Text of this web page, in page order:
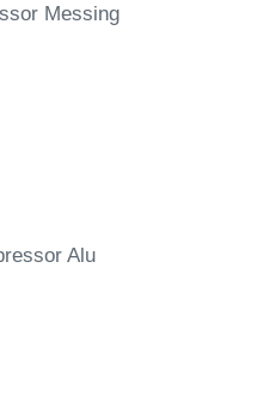
Messing
Alu